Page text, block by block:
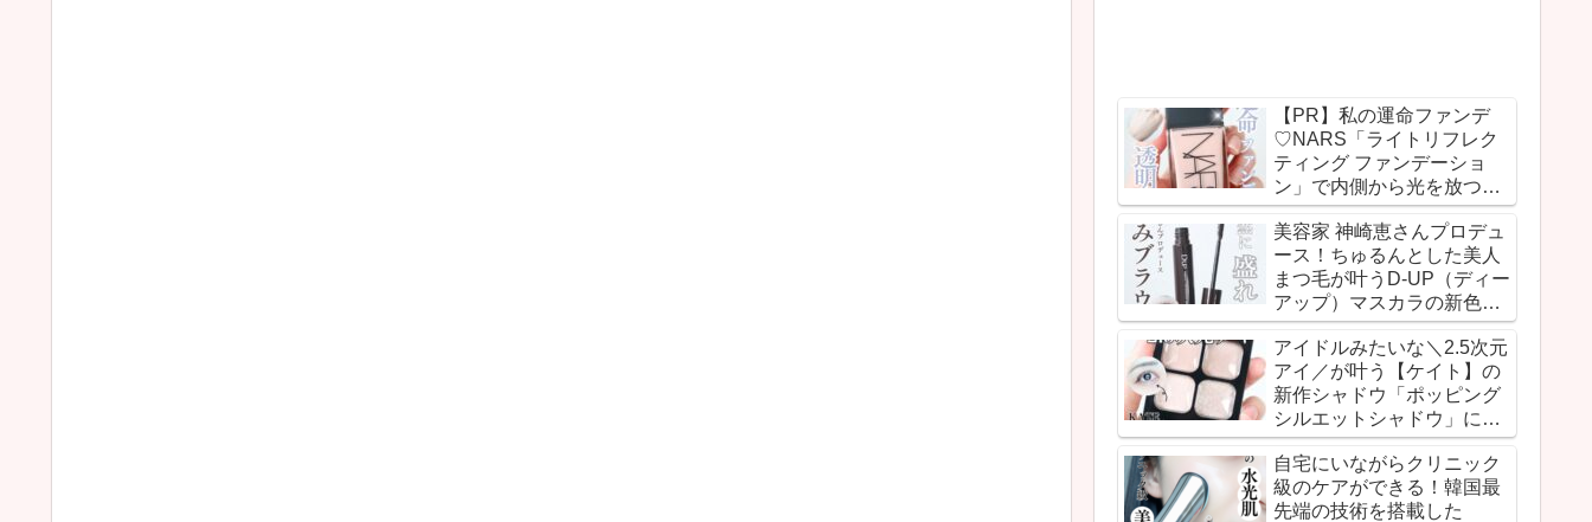
【PR】私の運命ファンデ
♡NARS「ライトリフレク
ティング ファンデーショ
ン」で内側から光を放つよ
うな透明感のあるうるみ肌
を実現！
美容家 神崎恵さんプロデュ
ース！ちゅるんとした美人
まつ毛が叶うD-UP（ディー
アップ）マスカラの新色ピ
ュアブラウンが登場！
アイドルみたいな＼2.5次元
アイ／が叶う【ケイト】の
新作シャドウ「ポッピング
シルエットシャドウ」に感
動！
自宅にいながらクリニック
級のケアができる！韓国最
先端の技術を搭載した